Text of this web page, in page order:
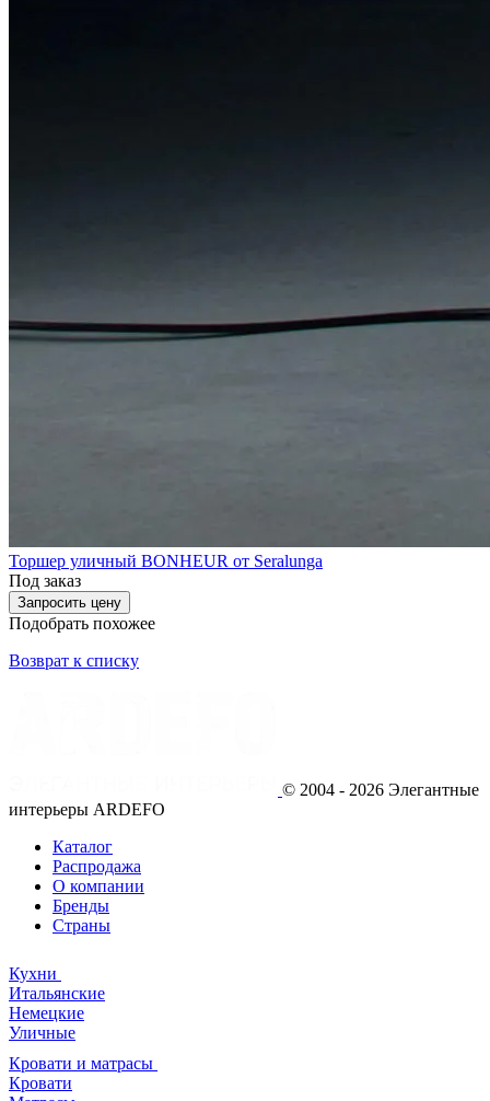
Торшер уличный BONHEUR от Seralunga
Под заказ
Запросить цену
Подобрать похожее
Возврат к списку
© 2004 - 2026 Элегантные
интерьеры ARDEFO
Каталог
Распродажа
О компании
Бренды
Страны
Кухни
Итальянские
Немецкие
Уличные
Кровати и матрасы
Кровати